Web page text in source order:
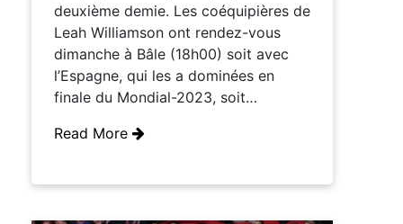
deuxième demie. Les coéquipières de
Leah Williamson ont rendez-vous
dimanche à Bâle (18h00) soit avec
l’Espagne, qui les a dominées en
finale du Mondial-2023, soit…
Read More